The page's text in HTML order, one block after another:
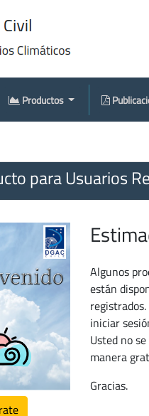
Productos
para Usuarios
Algunos
están
iniciar
Usted no
manera
Gracias.